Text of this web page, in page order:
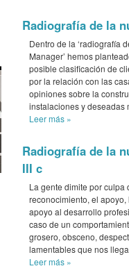
Radiografía de la
Dentro de la ‘radiografía
Manager’ hemos
posible clasificación de
por la relación con las
opiniones sobre la
instalaciones y deseadas
Leer más »
Radiografía de la
III c
La gente dimite por culpa
reconocimiento, el
apoyo al desarrollo
caso de un
grosero, obsceno,
lamentables que nos
Leer más »